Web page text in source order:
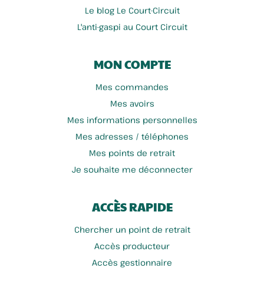
Le blog Le Court-Circuit
L'anti-gaspi au Court Circuit
MON COMPTE
Mes commandes
Mes avoirs
Mes informations personnelles
Mes adresses / téléphones
Mes points de retrait
Je souhaite me déconnecter
ACCÈS RAPIDE
Chercher un point de retrait
Accès producteur
Accès gestionnaire